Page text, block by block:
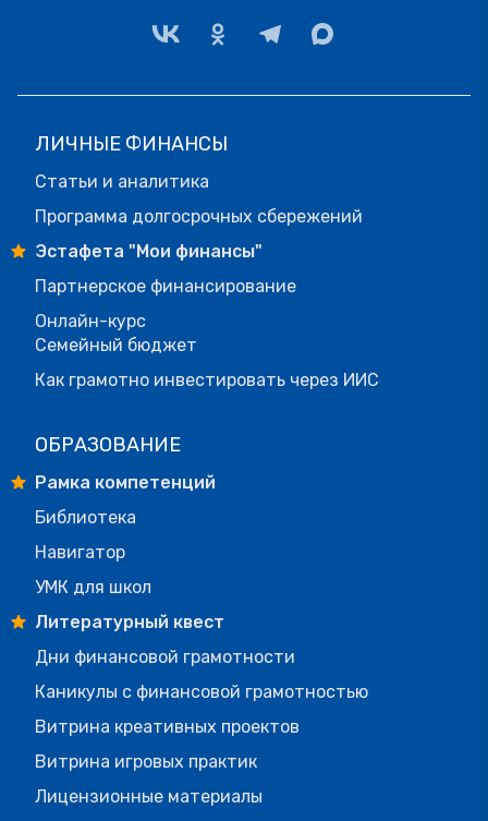
ЛИЧНЫЕ ФИНАНСЫ
Статьи и аналитика
Программа долгосрочных сбережений
Эстафета "Мои финансы"
Партнерское финансирование
Онлайн-курс
Семейный бюджет
Как грамотно инвестировать через ИИС
ОБРАЗОВАНИЕ
Рамка компетенций
Библиотека
Навигатор
УМК для школ
Литературный квест
Дни финансовой грамотности
Каникулы с финансовой грамотностью
Витрина креативных проектов
Витрина игровых практик
Лицензионные материалы